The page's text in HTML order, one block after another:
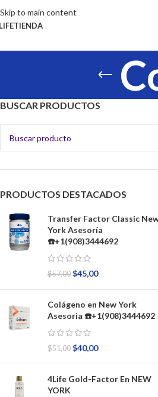
Skip to main content
TIENDA
BUSCAR PRODUCTOS
PRODUCTOS DESTACADOS
Transfer Factor Classic
York Asesoría
☎️+1(908)3444692
$57,00 $45,00
Colágeno en New York
Asesoria ☎️+1(908)3444692
$51,00 $40,00
4Life Gold-Factor En NEW
YORK